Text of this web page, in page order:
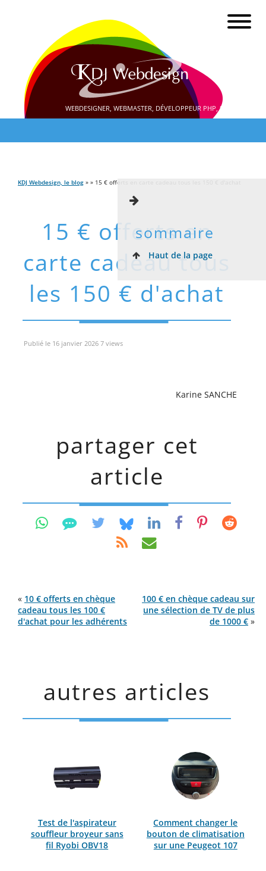
WEBDESIGNER, WEBMASTER, DÉVELOPPEUR PHP, SEO
KDJ Webdesign, le blog » » 15 € offerts en carte cadeau tous les 150 € d'achat
15 € offerts en
carte cadeau tous
les 150 € d'achat
sommaire
Haut de la page
Publié le 16 janvier 2026 7 views
Karine SANCHE
partager cet
article
« 10 € offerts en chèque
cadeau tous les 100 €
d'achat pour les adhérents
100 € en chèque cadeau sur
une sélection de TV de plus
de 1000 € »
autres articles
Test de l'aspirateur
souffleur broyeur sans
fil Ryobi OBV18
Comment changer le
bouton de climatisation
sur une Peugeot 107